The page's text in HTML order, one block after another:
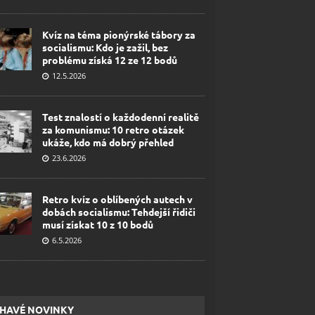
Kvíz na téma pionýrské tábory za
socialismu: Kdo je zažil, bez
problému získá 12 ze 12 bodů
12.5.2026
Test znalostí o každodenní realitě
za komunismu: 10 retro otázek
ukáže, kdo má dobrý přehled
23.6.2026
Retro kvíz o oblíbených autech v
dobách socialismu: Tehdejší řidiči
musí získat 10 z 10 bodů
6.5.2026
NOVINKY